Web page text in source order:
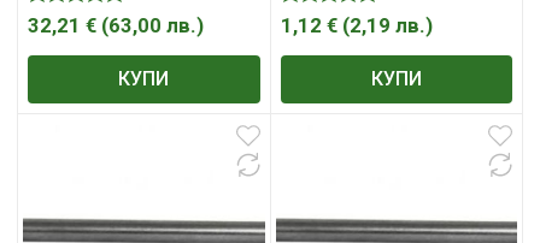
32,21 € (63,00 лв.)
КУПИ
1,12 € (2,19 лв.)
КУПИ